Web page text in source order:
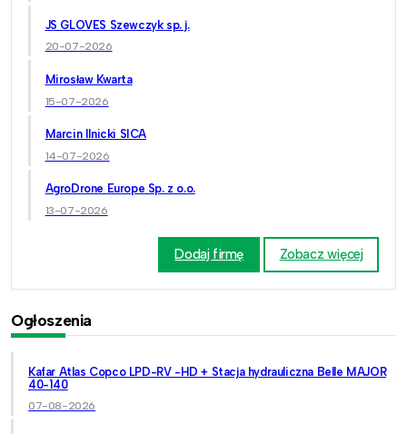
JS GLOVES Szewczyk sp. j.
20-07-2026
Mirosław Kwarta
15-07-2026
Marcin Ilnicki SICA
14-07-2026
AgroDrone Europe Sp. z o.o.
13-07-2026
Dodaj firmę Zobacz więcej
Ogłoszenia
Kafar Atlas Copco LPD-RV -HD + Stacja hydrauliczna Belle MAJOR
40-140
07-08-2026